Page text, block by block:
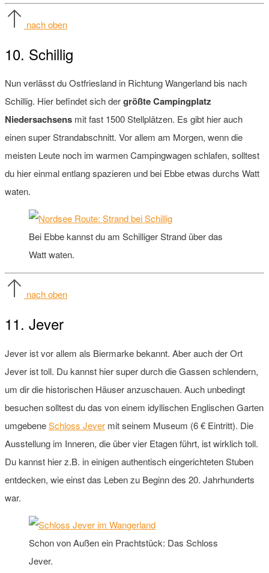
nach oben
10. Schillig
Nun verlässt du Ostfriesland in Richtung Wangerland bis nach
Schillig. Hier befindet sich dergrößte Campingplatz
Niedersachsens mit fast 1500 Stellplätzen. Es gibt hier auch
einen super Strandabschnitt. Vor allem am Morgen, wenn die
meisten Leute noch im warmen Campingwagen schlafen, solltest
du hier einmal entlang spazieren und bei Ebbe etwas durchs Watt
waten.
Bei Ebbe kannst du am Schilliger Strand über das
Watt waten.
nach oben
11. Jever
Jever ist vor allem als Biermarke bekannt. Aber auch der Ort
Jever ist toll. Du kannst hier super durch die Gassen schlendern,
um dir die historischen Häuser anzuschauen. Auch unbedingt
besuchen solltest du das von einem idyllischen Englischen Garten
umgebeneSchloss Jever mit seinem Museum (6 € Eintritt). Die
Ausstellung im Inneren, die über vier Etagen führt, ist wirklich toll.
Du kannst hier z.B. in einigen authentisch eingerichteten Stuben
entdecken, wie einst das Leben zu Beginn des 20. Jahrhunderts
war.
Schon von Außen ein Prachtstück: Das Schloss
Jever.